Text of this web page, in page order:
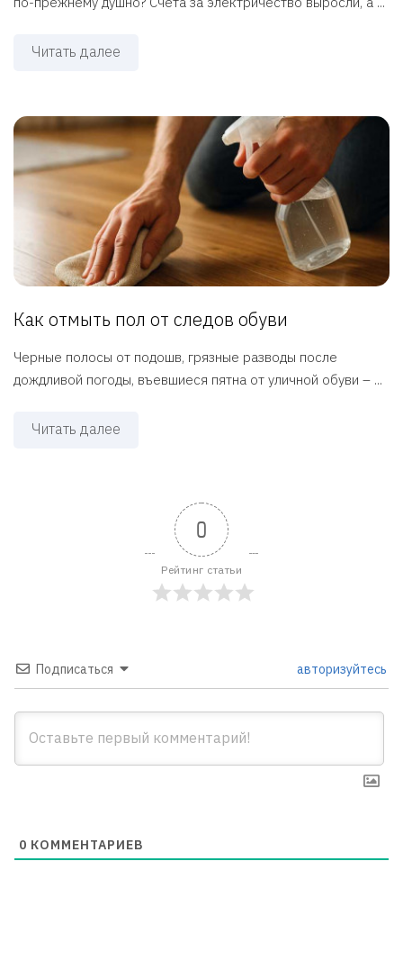
Читать далее
Как отмыть пол от следов обуви
Черные полосы от подошв, грязные разводы после
дождливой погоды, въевшиеся пятна от уличной обуви – ...
Читать далее
0
Рейтинг статьи
Подписаться авторизуйтесь
0 КОММЕНТАРИЕВ